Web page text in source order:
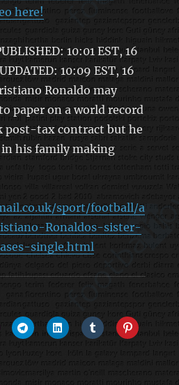
here!
10:01 EST, 16
10:09 EST, 16
Ronaldo may
paper on a world record
post-tax contract but he
his family making
sport/football/a
Ronaldos-sister-
single.html